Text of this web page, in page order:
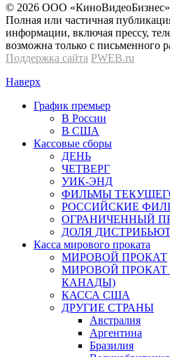
© 2026 OOО
Полная или частичная
информации, включая прессу,
возможна только с письменного
Поддержка сайта PWEB.ru
Наверх
График премьер
В России
В США
Кассовые сборы
ДЕНЬ
ЧЕТВЕРГ
УИК-ЭНД
ФИЛЬМЫ
РОССИЙСКИЕ
ОГРАНИЧЕННЫЙ
ДОЛЯ
Касса мирового проката
МИРОВОЙ ПРОКАТ
МИРОВОЙ ПРОКАТ
КАНАДЫ)
КАССА США
ДРУГИЕ СТРАНЫ
Австралия
Аргентина
Бразилия